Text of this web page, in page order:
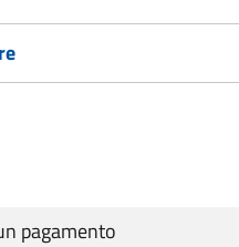
pagamento